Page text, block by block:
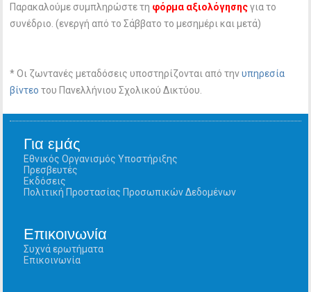
Παρακαλούμε συμπληρώστε τη φόρμα αξιολόγησηςγια το
συνέδριο. (ενεργή από το Σάββατο το μεσημέρι και μετά)
* Οι ζωντανές μεταδόσεις υποστηρίζονται από τηνυπηρεσία
βίντεο του Πανελλήνιου Σχολικού Δικτύου.
Για εμάς
Εθνικός Οργανισμός Υποστήριξης
Πρεσβευτές
Εκδόσεις
Πολιτική Προστασίας Προσωπικών Δεδομένων
Επικοινωνία
Συχνά ερωτήματα
Επικοινωνία